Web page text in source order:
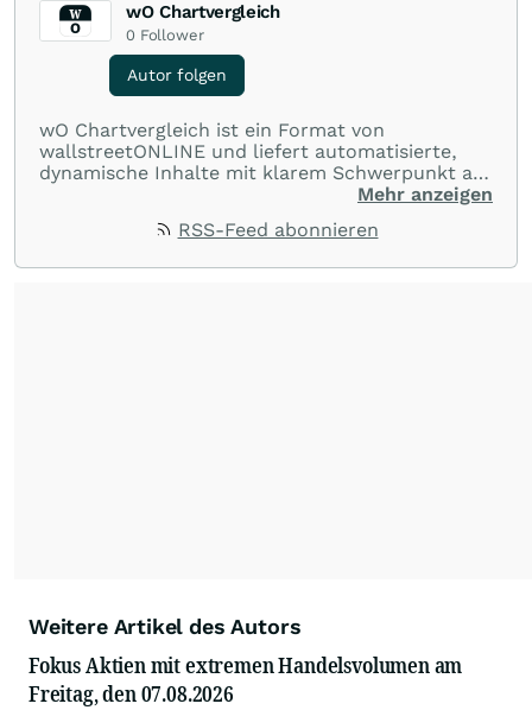
wO Chartvergleich
0 Follower
Autor folgen
wO Chartvergleich ist ein Format von
wallstreetONLINE und liefert automatisierte,
dynamische Inhalte mit klarem Schwerpunkt auf
Charts und Performance-Vergleiche. Im Fokus
Kursverläufe einer breiten Auswahl an Aktien
Mehr anzeigen
RSS-Feed abonnieren
Weitere Artikel des Autors
Fokus Aktien mit extremen Handelsvolumen am
Freitag, den 07.08.2026